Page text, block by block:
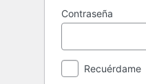
Contraseña
Recuérdame